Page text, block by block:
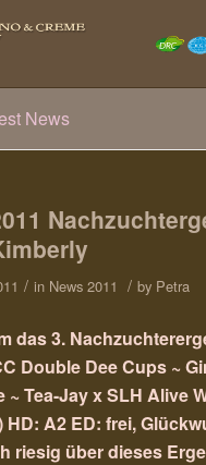
News
/ in News 2011 / by Petra
das 3.
Double Dee Cups ~
~ Tea-Jay x SLH Alive
HD: A2 ED: frei,
riesig über dieses